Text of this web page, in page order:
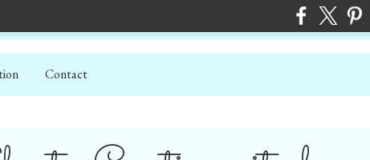
Contact